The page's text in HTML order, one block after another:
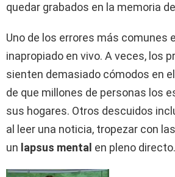
quedar grabados en la memoria
Uno de los errores más comunes
inapropiado en vivo. A veces, los
sienten demasiado cómodos en
de que millones de personas los
sus hogares. Otros descuidos
al leer una noticia, tropezar con
un lapsus mental en pleno directo.